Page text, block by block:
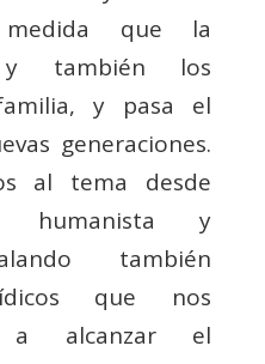
medida que la
y también los
y pasa el
generaciones.
al tema desde
humanista y
también
que nos
a alcanzar el